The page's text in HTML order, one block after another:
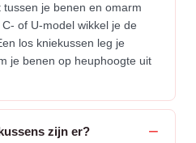
je benen en omarm
of U-model wikkel je de
los kniekussen leg je
je benen op heuphoogte uit
zijn er?